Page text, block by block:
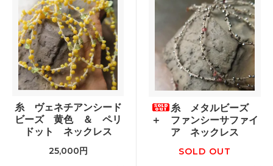
糸 ヴェネチアンシード
ビーズ 黄色 ＆ ペリ
ドット ネックレス
25,000円
糸 メタルビーズ
＋ ファンシーサファイ
ア ネックレス
SOLD OUT